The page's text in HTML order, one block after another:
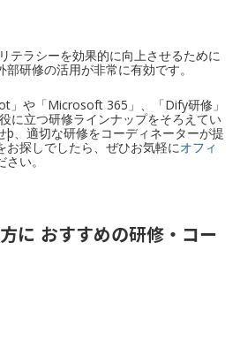
テラシーを効果的に向上させるために
研修の活用が非常に有効です。
」や「Microsoft 365」、「Dify研修」
に立つ研修ラインナップをそろえてい
þ、適切な研修をコーディネーターが提
お探しでしたら、ぜひお気軽にオフィ
い。
に おすすめの研修・コー